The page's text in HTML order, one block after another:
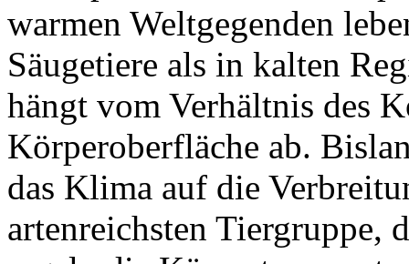
warmen Weltgegenden
Säugetiere als in kalten
hängt vom Verhältnis des
Körperoberfläche ab.
das Klima auf die
artenreichsten Tiergruppe,